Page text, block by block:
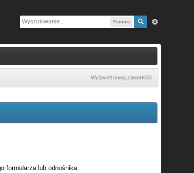
Forums
Wyświetl nową zawartość
formularza lub odnośnika.